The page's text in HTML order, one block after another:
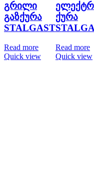
გრილი
გაზქურა
STALGAST
Read more
Quick view
ქურა
Read more
Quick view